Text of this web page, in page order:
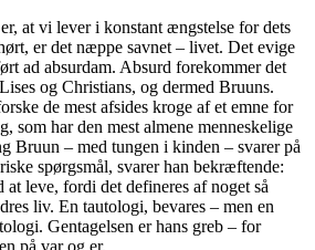
at vi lever i konstant ængstelse for dets
er det næppe savnet – livet. Det evige
ad absurdam. Absurd forekommer det
og Christians, og dermed Bruuns.
de mest afsides kroge af et emne for
som har den mest almene menneskelige
Bruun – med tungen i kinden – svarer på
spørgsmål, svarer han bekræftende:
leve, fordi det defineres af noget så
liv. En tautologi, bevares – men en
Gentagelsen er hans greb – for
på var og er.